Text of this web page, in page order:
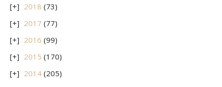
2018 (73)
2017 (77)
2016 (99)
2015 (170)
2014 (205)